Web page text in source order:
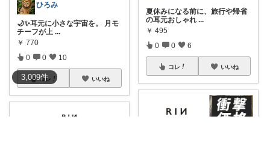
3,009件
ひろみ
🌙✨耳元に小さな宇宙を。 月モ
チーフが上 ...
￥ 770
0 0 10
コレ いいね
夏休みになる前に、旅行や帰省
の耳元おしゃれ ...
￥ 495
0 0 6
コレ いいね